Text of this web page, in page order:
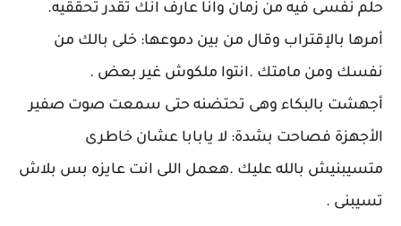
حلم نفسى فيه من زمان وانا عارف انك تقدر تحققيه.
أمرها بالإقتراب وقال من بين دموعها: خلى بالك من
نفسك ومن مامتك .انتوا ملكوش غير بعض .
أجهشت بالبكاء وهى تحتضنه حتى سمعت صوت صفير
الأجهزة فصاحت بشدة: لا يابابا عشان خاطرى
متسيبنيش بالله عليك .هعمل اللى انت عايزه بس بلاش
تسيبنى .